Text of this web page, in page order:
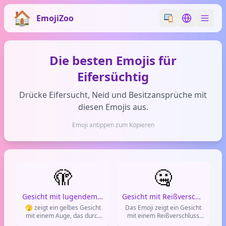
EmojiZoo Switch emoji
Switch
Die besten Emojis für
Eifersüchtig
Drücke Eifersucht, Neid und Besitzansprüche mit
diesen Emojis aus.
Emoji antippen zum Kopieren
🫣
Gesicht mit lugendem Auge
🫣 zeigt ein gelbes Gesicht
mit einem Auge, das durch
🤐
Gesicht mit Reißverschlussmund
Das Emoji zeigt ein Gesicht
mit einem Reißverschluss